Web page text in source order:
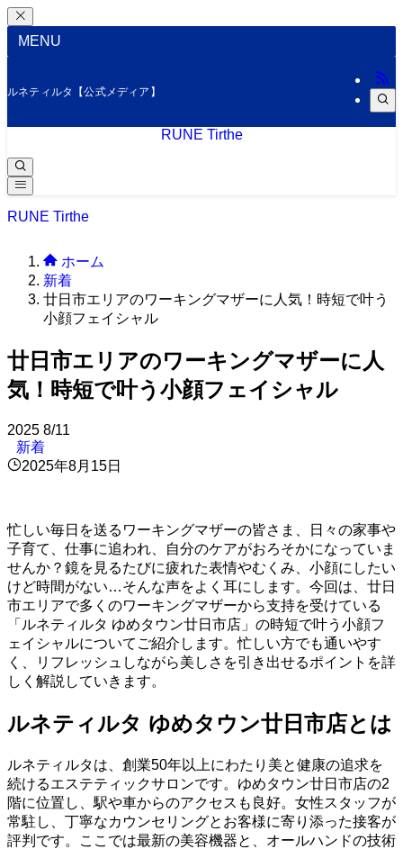
MENU
ルネティルタ【公式メディア】
RUNE Tirthe
RUNE Tirthe
ホーム
新着
廿日市エリアのワーキングマザーに人気！時短で叶う
小顔フェイシャル
廿日市エリアのワーキングマザーに人
気！時短で叶う小顔フェイシャル
2025 8/11
新着
2025年8月15日
忙しい毎日を送るワーキングマザーの皆さま、日々の家事や
子育て、仕事に追われ、自分のケアがおろそかになっていま
せんか？鏡を見るたびに疲れた表情やむくみ、小顔にしたい
けど時間がない…そんな声をよく耳にします。今回は、廿日
市エリアで多くのワーキングマザーから支持を受けている
「ルネティルタ ゆめタウン廿日市店」の時短で叶う小顔フ
ェイシャルについてご紹介します。忙しい方でも通いやす
く、リフレッシュしながら美しさを引き出せるポイントを詳
しく解説していきます。
ルネティルタ ゆめタウン廿日市店とは
ルネティルタは、創業50年以上にわたり美と健康の追求を
続けるエステティックサロンです。ゆめタウン廿日市店の2
階に位置し、駅や車からのアクセスも良好。女性スタッフが
常駐し、丁寧なカウンセリングとお客様に寄り添った接客が
評判です。ここでは最新の美容機器と、オールハンドの技術